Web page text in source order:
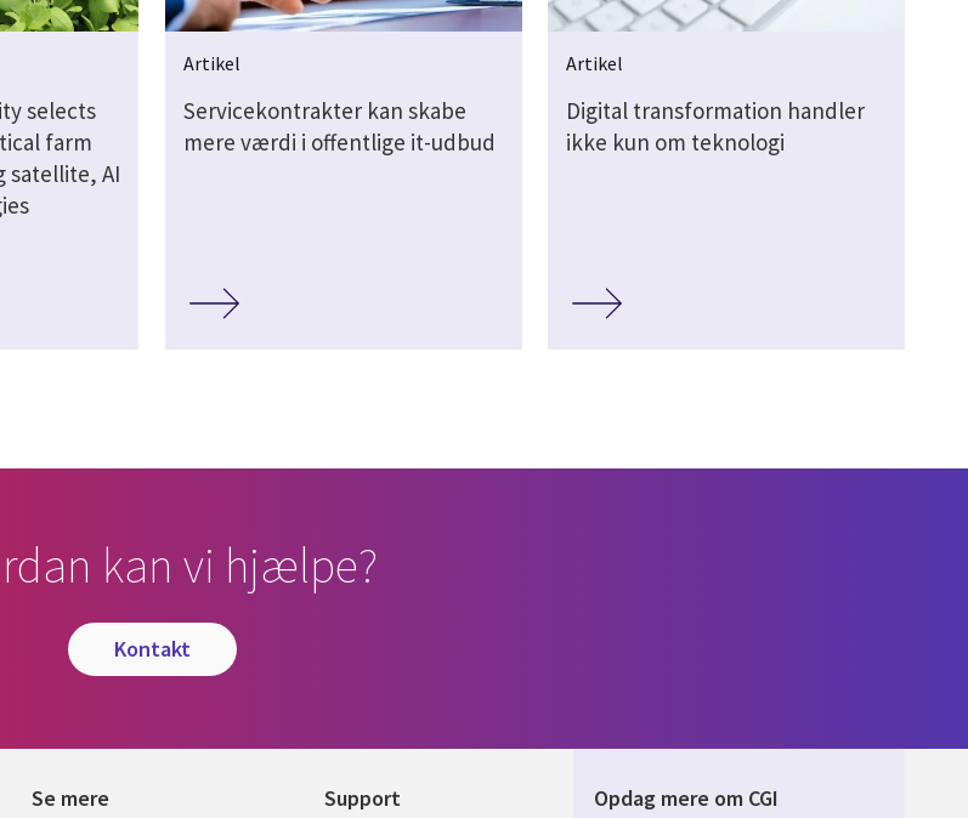
selects
farm
satellite, AI
Artikel
Servicekontrakter kan skabe
mere værdi i offentlige it-udbud
Artikel
Digital transformation handler
ikke kun om teknologi
kan vi hjælpe?
kontakt
Se mere Support Opdag mere om CGI